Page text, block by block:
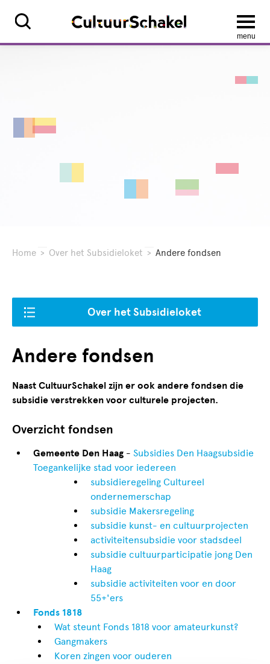
menu
Home > Over het Subsidieloket > Andere fondsen
Over het Subsidieloket
Andere fondsen
Naast CultuurSchakel zijn er ook andere fondsen die
subsidie verstrekken voor culturele projecten.
Overzicht fondsen
Gemeente Den Haag - Subsidies Den Haagsubsidie
Toegankelijke stad voor iedereen
subsidieregeling Cultureel
ondernemerschap
subsidie Makersregeling
subsidie kunst- en cultuurprojecten
activiteitensubsidie voor stadsdeel
subsidie cultuurparticipatie jong Den
Haag
subsidie activiteiten voor en door
55+'ers
Fonds 1818
Wat steunt Fonds 1818 voor amateurkunst?
Gangmakers
Koren zingen voor ouderen